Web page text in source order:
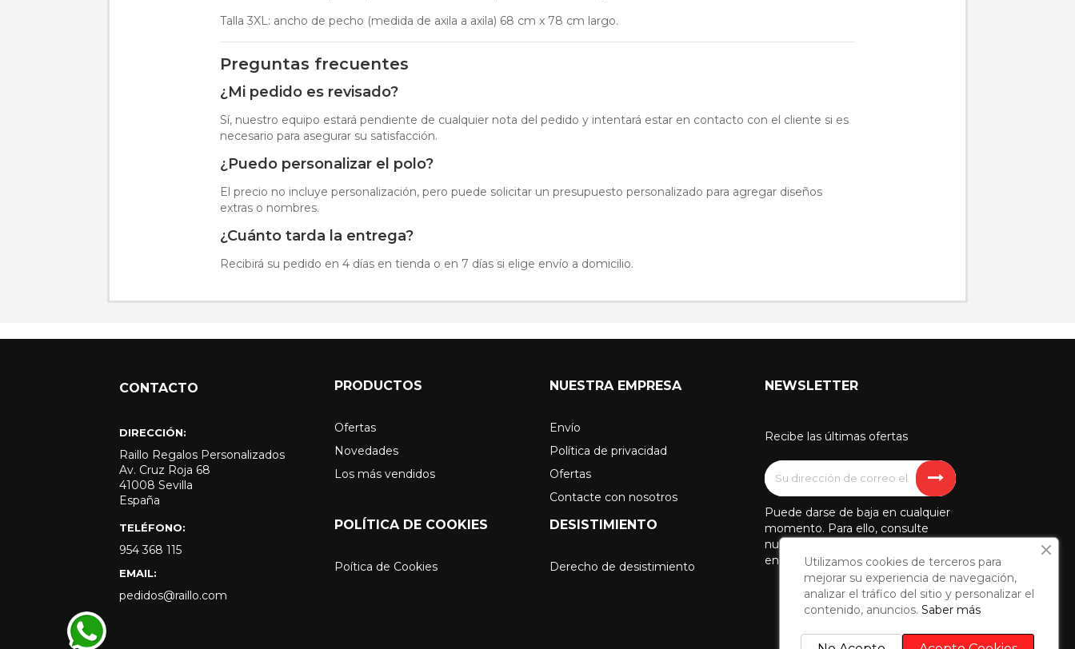
Talla 3XL: ancho de pecho (medida de axila a axila) 68 cm x 78 cm largo.
Preguntas frecuentes
¿Mi pedido es revisado?
Sí, nuestro equipo estará pendiente de cualquier nota del pedido y intentará estar en contacto con el cliente si es
necesario para asegurar su satisfacción.
¿Puedo personalizar el polo?
El precio no incluye personalización, pero puede solicitar un presupuesto personalizado para agregar diseños
extras o nombres.
¿Cuánto tarda la entrega?
Recibirá su pedido en 4 días en tienda o en 7 días si elige envío a domicilio.
CONTACTO
DIRECCIÓN:
Raillo Regalos Personalizados
Av. Cruz Roja 68
41008 Sevilla
España
TELÉFONO:
954 368 115
EMAIL:
pedidos@raillo.com
PRODUCTOS
Ofertas
Novedades
Los más vendidos
NUESTRA EMPRESA
Envío
Política de privacidad
Ofertas
Contacte con nosotros
POLÍTICA DE COOKIES
Poítica de Cookies
DESISTIMIENTO
Derecho de desistimiento
NEWSLETTER
Recibe las últimas ofertas
Puede darse de baja en cualquier
momento. Para ello, consulte
nuestra información de contacto
en el aviso legal.
Utilizamos cookies de terceros para
mejorar su experiencia de navegación,
analizar el tráfico del sitio y personalizar el
contenido, anuncios. Saber más